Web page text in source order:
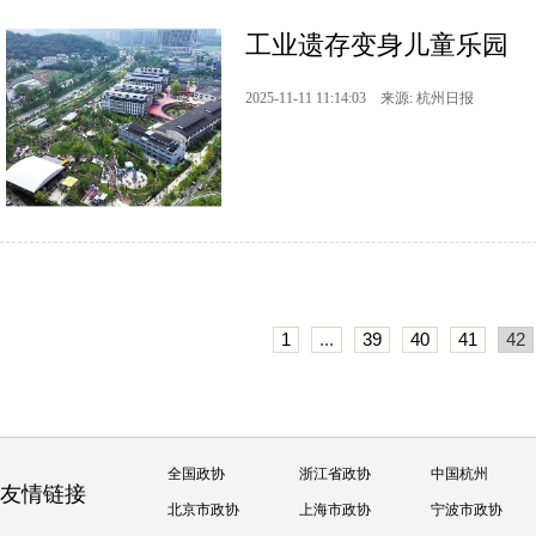
工业遗存变身儿童乐园
2025-11-11 11:14:03 来源: 杭州日报
1 ... 39 40 41 42
友情链接
全国政协 浙江省政协 中国杭州
北京市政协 上海市政协 宁波市政协